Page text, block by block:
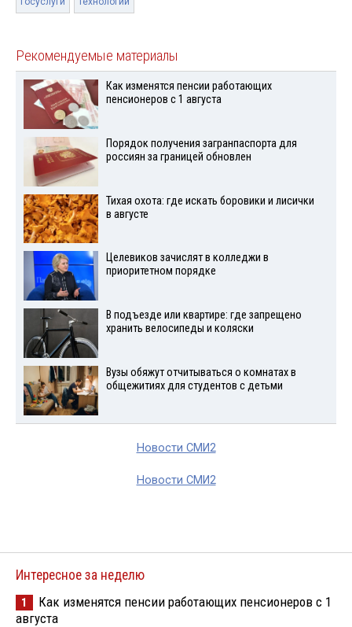
Рекомендуемые материалы
Как изменятся пенсии работающих
пенсионеров с 1 августа
Порядок получения загранпаспорта для
россиян за границей обновлен
Тихая охота: где искать боровики и лисички
в августе
Целевиков зачислят в колледжи в
приоритетном порядке
В подъезде или квартире: где запрещено
хранить велосипеды и коляски
Вузы обяжут отчитываться о комнатах в
общежитиях для студентов с детьми
Новости СМИ2
Новости СМИ2
Интересное за неделю
1
Как изменятся пенсии работающих пенсионеров с 1
августа